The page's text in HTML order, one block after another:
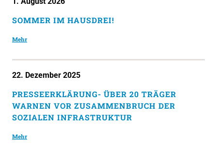
SOMMER IM HAUSDREI!
Mehr
22. Dezember 2025
PRESSEERKLÄRUNG- ÜBER 20 TRÄGER
WARNEN VOR ZUSAMMENBRUCH DER
SOZIALEN INFRASTRUKTUR
Mehr